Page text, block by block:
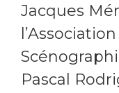
Jacques
Pascal